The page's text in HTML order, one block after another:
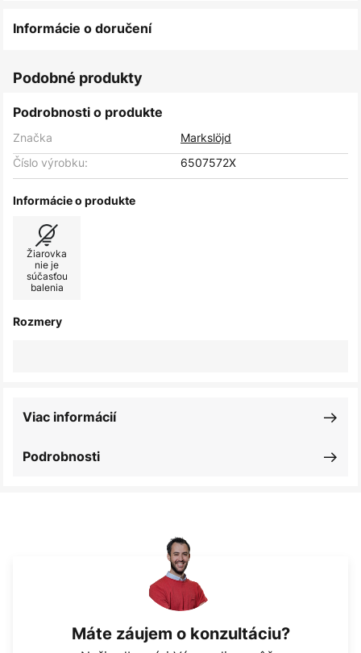
Informácie o doručení
Podobné produkty
Podrobnosti o produkte
Značka
Markslöjd
Číslo výrobku:
6507572X
Informácie o produkte
Žiarovka
nie je
súčasťou
balenia
Rozmery
Podrobnosti
Viac informácií
Máte záujem o konzultáciu?